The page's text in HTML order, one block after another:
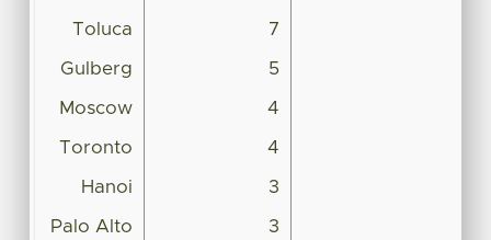
Toluca 7
Gulberg 5
Moscow 4
Toronto 4
Hanoi 3
Palo Alto 3